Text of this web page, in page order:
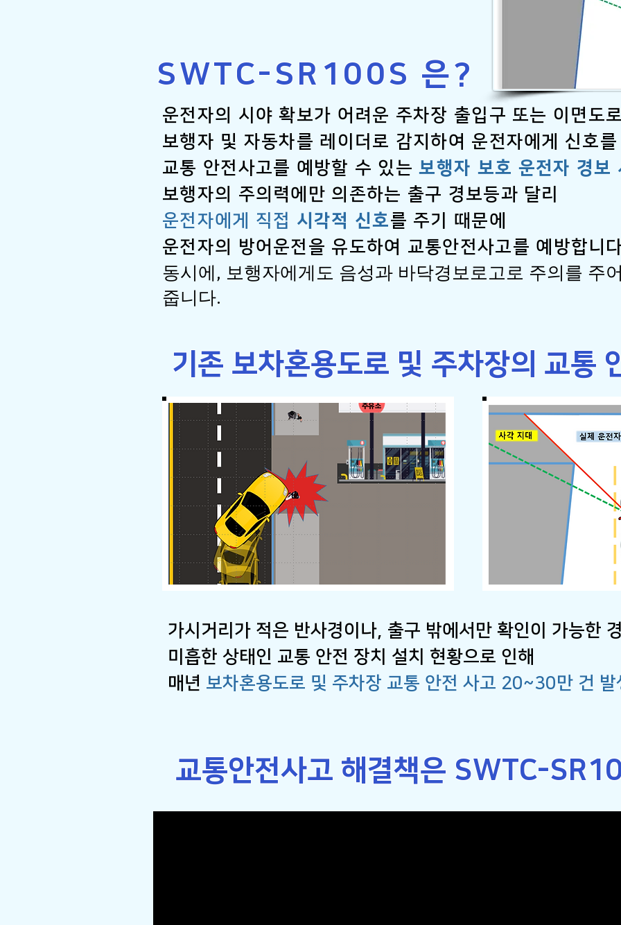
SWTC-SR100S 은?
운전자의 시야 확보가 어려운 주차장 출입구 또는 이면도
보행자 및 자동차를 레이더로 감지하여 운전자에게 신호
교통 안전사고를 예방할 수 있는보행자 보호 운전자 경보
​보행자의 주의력에만 의존하는 출구 경보등과 달리
운전자에게 직접 시각적 신호를 주기 때문에
운전자의 방어운전을 유도하여 교통안전사고를 예방합니
동시에, 보행자에게도 음성과 바닥경보로고로 주의를 주
줍니다.
기존 보차혼용도로 및 주차장의 교통
가시거리가 적은 반사경이나, 출구 밖에서만 확인이 가능한
미흡한 상태인 교통 안전 장치 설치 현황으로 인해
매년 보차혼용도로 및 주차장 교통 안전 사고 20~30만 건 발
교통안전사고 해결책은 SWTC-